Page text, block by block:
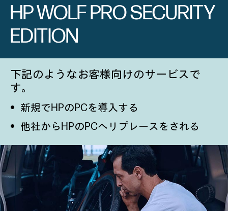
HP WOLF PRO SECURITY
EDITION
下記のようなお客様向けのサービスで
す。
新規でHPのPCを導入する
他社からHPのPCへリプレースをされる